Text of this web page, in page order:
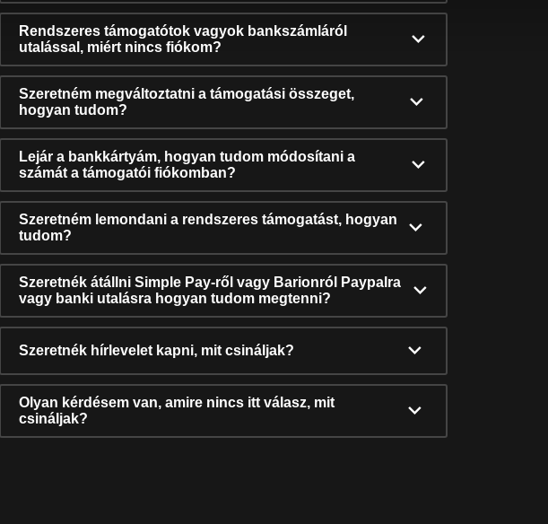
Rendszeres támogatótok vagyok bankszámláról
utalással, miért nincs fiókom?
Szeretném megváltoztatni a támogatási összeget,
hogyan tudom?
Lejár a bankkártyám, hogyan tudom módosítani a
számát a támogatói fiókomban?
Szeretném lemondani a rendszeres támogatást, hogyan
tudom?
Szeretnék átállni Simple Pay-ről vagy Barionról Paypalra
vagy banki utalásra hogyan tudom megtenni?
Szeretnék hírlevelet kapni, mit csináljak?
Olyan kérdésem van, amire nincs itt válasz, mit
csináljak?